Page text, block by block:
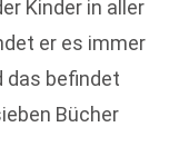
Kinder in aller
er es immer
das befindet
Bücher